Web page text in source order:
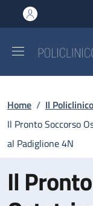
al contenuto
to footer content
Briciole
Home / Il Policlinico
Il Pronto Soccorso
al Padiglione 4N
Il